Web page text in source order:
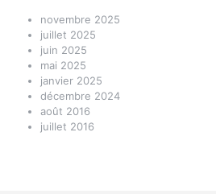
novembre 2025
juillet 2025
juin 2025
mai 2025
janvier 2025
décembre 2024
août 2016
juillet 2016